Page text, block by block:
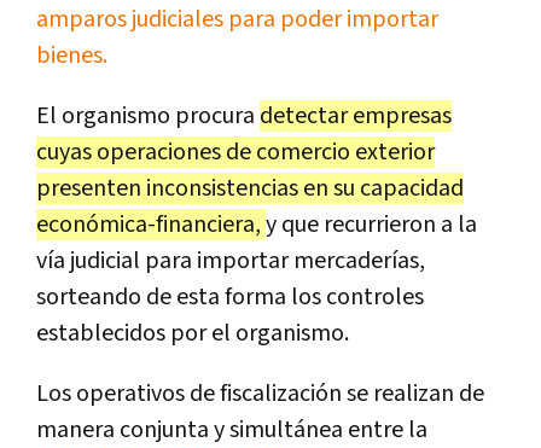
amparos judiciales para poder importar
bienes.
El organismo procura detectar empresas
cuyas operaciones de comercio exterior
presenten inconsistencias en su capacidad
económica-financiera,y que recurrieron a la
vía judicial para importar mercaderías,
sorteando de esta forma los controles
establecidos por el organismo.
Los operativos de fiscalización se realizan de
manera conjunta y simultánea entre la